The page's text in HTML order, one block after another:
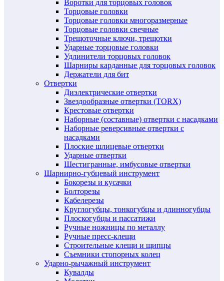
Воротки для торцовых головок
Торцовые головки
Торцовые головки многоразмерные
Торцовые головки свечные
Трещоточные ключи, трещотки
Ударные торцовые головки
Удлинители торцовых головок
Шарниры карданные для торцовых головок
Держатели для бит
Отвертки
Диэлектрические отвертки
Звездообразные отвертки (TORX)
Крестовые отвертки
Наборные (составные) отвертки с насадками
Наборные реверсивные отвертки с
насадками
Плоские шлицевые отвертки
Ударные отвертки
Шестигранные, имбусовые отвертки
Шарнирно-губцевый инструмент
Бокорезы и кусачки
Болторезы
Кабелерезы
Круглогубцы, тонкогубцы и длинногубцы
Плоскогубцы и пассатижи
Ручные ножницы по металлу
Ручные пресс-клещи
Строительные клещи и щипцы
Съемники стопорных колец
Ударно-рычажный инструмент
Кувалды